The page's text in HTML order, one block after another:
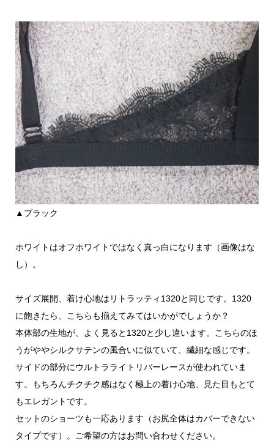
▲ブラック
ホワイトはオフホワイトではなく真っ白になります（画像はな
し）。
サイズ展開、着け心地はリトラッティ1320と同じです。1320
に飽きたら、こちらも揃えてみてはいかがでしょうか？
本体部の生地が、よく見ると1320と少し違います。こちらのほ
うがややシルクサテンの風合いに似ていて、繊細な感じです。
サイドの部分にウルトラライトリバーレースが使われていま
す。もちろんチクチク感はなく極上の着け心地、見た目もとて
もエレガントです。
セットのショーツも一応あります（お尻全体はカバーできない
タイプです）。ご希望の方はお問い合わせください。